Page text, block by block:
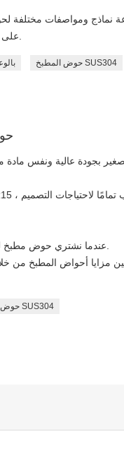
نماذج ومواصفات مختلفة
حوض المطبخ SUS304
بجودة عالية ونفس مادة
مزايا أحواض المطبخ من
حوض شريط SUS304